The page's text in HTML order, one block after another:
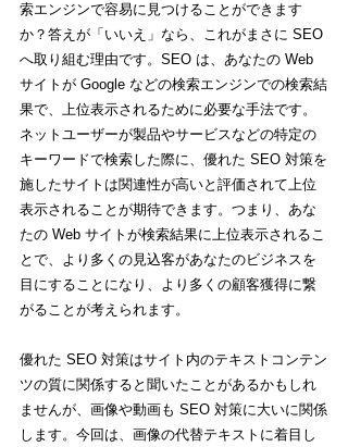
索エンジンで容易に見つけることができます
か？答えが「いいえ」なら、これがまさに SEO
へ取り組む理由です。SEO は、あなたの Web
サイトが Google などの検索エンジンでの検索結
果で、上位表示されるために必要な手法です。
ネットユーザーが製品やサービスなどの特定の
キーワードで検索した際に、優れた SEO 対策を
施したサイトは関連性が高いと評価されて上位
表示されることが期待できます。つまり、あな
たの Web サイトが検索結果に上位表示されるこ
とで、より多くの見込客があなたのビジネスを
目にすることになり、より多くの顧客獲得に繋
がることが考えられます。
優れた SEO 対策はサイト内のテキストコンテン
ツの質に関係すると聞いたことがあるかもしれ
ませんが、画像や動画も SEO 対策に大いに関係
します。今回は、画像の代替テキストに着目し